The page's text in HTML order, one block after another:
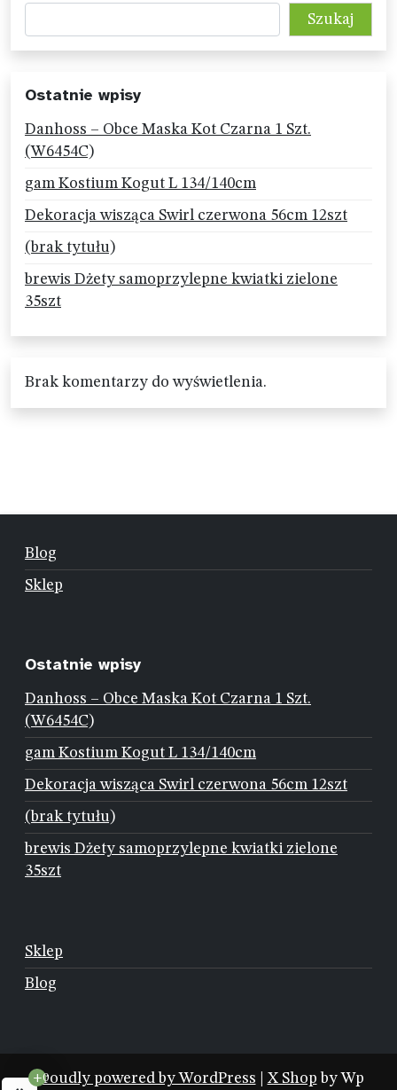
Szukaj
Ostatnie wpisy
Danhoss – Obce Maska Kot Czarna 1 Szt.
(W6454C)
gam Kostium Kogut L 134/140cm
Dekoracja wisząca Swirl czerwona 56cm 12szt
(brak tytułu)
brewis Dżety samoprzylepne kwiatki zielone
35szt
Brak komentarzy do wyświetlenia.
Blog
Sklep
Ostatnie wpisy
Danhoss – Obce Maska Kot Czarna 1 Szt.
(W6454C)
gam Kostium Kogut L 134/140cm
Dekoracja wisząca Swirl czerwona 56cm 12szt
(brak tytułu)
brewis Dżety samoprzylepne kwiatki zielone
35szt
Sklep
Blog
Proudly powered by WordPress X Shop by Wp
+0